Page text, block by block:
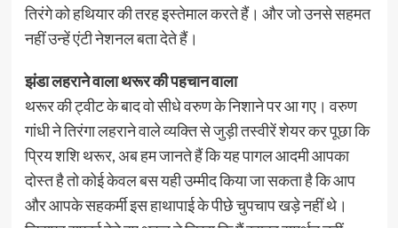
तिरंगे को हथियार की तरह इस्तेमाल करते हैं। और जो उनसे सहमत
नहीं उन्हें एंटी नेशनल बता देते हैं।
झंडा लहराने वाला थरूर की पहचान वाला
थरूर की ट्वीट के बाद वो सीधे वरुण के निशाने पर आ गए। वरुण
गांधी ने तिरंगा लहराने वाले व्यक्ति से जुड़ी तस्वीरें शेयर कर पूछा कि
प्रिय शशि थरूर, अब हम जानते हैं कि यह पागल आदमी आपका
दोस्त है तो कोई केवल बस यही उम्मीद किया जा सकता है कि आप
और आपके सहकर्मी इस हाथापाई के पीछे चुपचाप खड़े नहीं थे।